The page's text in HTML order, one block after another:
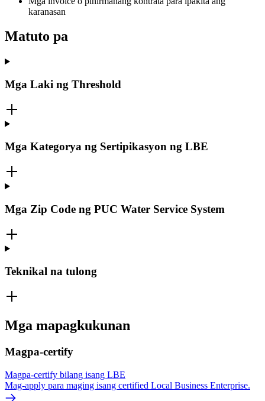
karanasan
Matuto pa
Mga Laki ng Threshold
Mga Kategorya ng Sertipikasyon ng LBE
Mga Zip Code ng PUC Water Service System
Teknikal na tulong
Mga mapagkukunan
Magpa-certify
Magpa-certify bilang isang LBE
Mag-apply para maging isang certified Local Business Enterprise.